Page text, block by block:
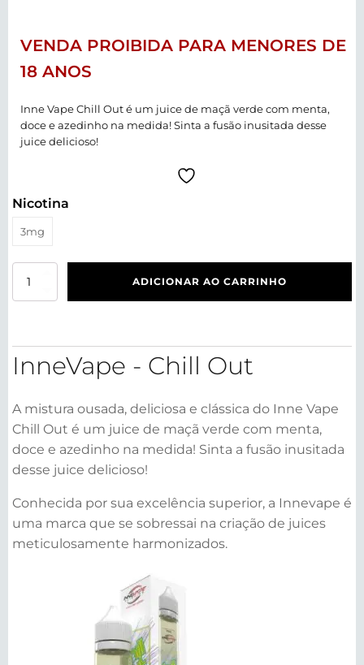
VENDA PROIBIDA PARA MENORES DE
18 ANOS
Inne Vape Chill Out é um juice de maçã verde com menta,
doce e azedinho na medida! Sinta a fusão inusitada desse
juice delicioso!
Nicotina
3mg
InneVape
ADICIONAR AO CARRINHO
InneVape - Chill Out
A mistura ousada, deliciosa e clássica do Inne Vape
Chill Out é um juice de maçã verde com menta,
doce e azedinho na medida! Sinta a fusão inusitada
desse juice delicioso!
Conhecida por sua excelência superior, a Innevape é
uma marca que se sobressai na criação de juices
meticulosamente harmonizados.